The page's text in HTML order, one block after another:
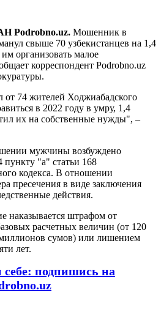
Podrobno.uz. Мошенник в
свыше 70 узбекистанцев на 1,4
организовать малое
корреспондент Podrobno.uz
74 жителей Ходжиабадского
в 2022 году в умру, 1,4
их на собственные нужды", –
мужчины возбуждено
пункту "а" статьи 168
кодекса. В отношении
пресечения в виде заключения
действия.
наказывается штрафом от
расчетных величин (от 120
сумов) или лишением
лет.
подпишись на